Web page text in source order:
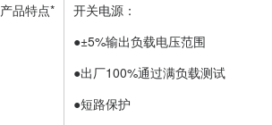
产品特点*
开关电源：
●±5%输出负载电压范围
●出厂100%通过满负载测试
●短路保护